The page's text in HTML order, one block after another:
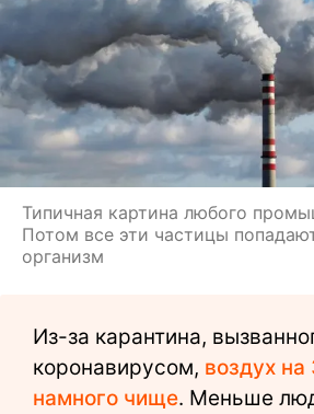
Типичная картина любого
Потом все эти частицы
организм
Из-за карантина,
коронавирусом, воздух на
намного чище. Меньше